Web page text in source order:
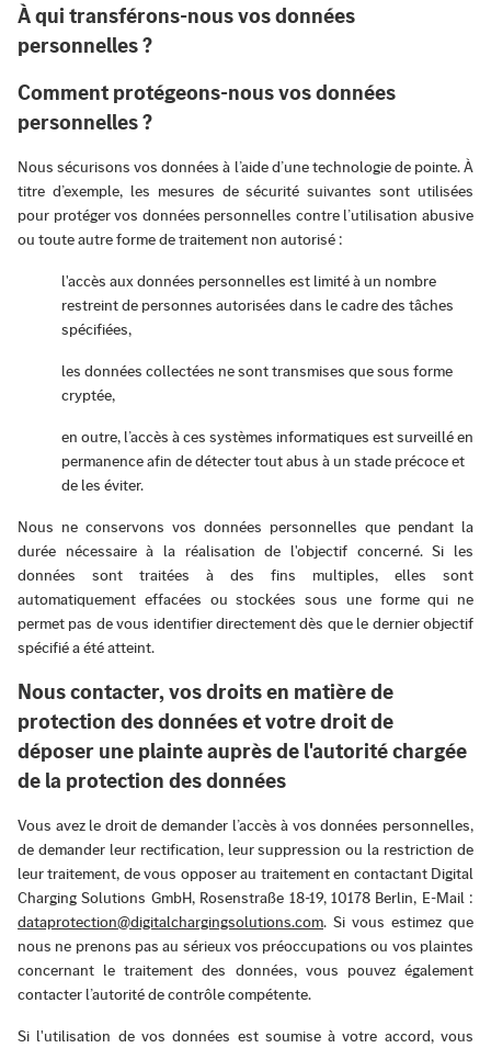
À qui transférons-nous vos données
personnelles ?
Comment protégeons-nous vos données
personnelles ?
Nous sécurisons vos données à l’aide d’une technologie de pointe. À
titre d’exemple, les mesures de sécurité suivantes sont utilisées
pour protéger vos données personnelles contre l’utilisation abusive
ou toute autre forme de traitement non autorisé :
l'accès aux données personnelles est limité à un nombre
restreint de personnes autorisées dans le cadre des tâches
spécifiées,
les données collectées ne sont transmises que sous forme
cryptée,
en outre, l’accès à ces systèmes informatiques est surveillé en
permanence afin de détecter tout abus à un stade précoce et
de les éviter.
Nous ne conservons vos données personnelles que pendant la
durée nécessaire à la réalisation de l'objectif concerné. Si les
données sont traitées à des fins multiples, elles sont
automatiquement effacées ou stockées sous une forme qui ne
permet pas de vous identifier directement dès que le dernier objectif
spécifié a été atteint.
Nous contacter, vos droits en matière de
protection des données et votre droit de
déposer une plainte auprès de l'autorité chargée
de la protection des données
Vous avez le droit de demander l’accès à vos données personnelles,
de demander leur rectification, leur suppression ou la restriction de
leur traitement, de vous opposer au traitement en contactant Digital
Charging Solutions GmbH, Rosenstraße 18-19, 10178 Berlin, E-Mail :
dataprotection@digitalchargingsolutions.com. Si vous estimez que
nous ne prenons pas au sérieux vos préoccupations ou vos plaintes
concernant le traitement des données, vous pouvez également
contacter l’autorité de contrôle compétente.
Si l'utilisation de vos données est soumise à votre accord, vous